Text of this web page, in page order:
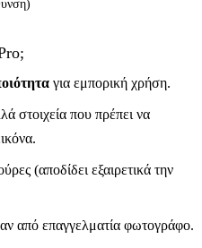
για εμπορική χρήση.
στοιχεία που πρέπει να
(αποδίδει εξαιρετικά την
από επαγγελματία φωτογράφο.